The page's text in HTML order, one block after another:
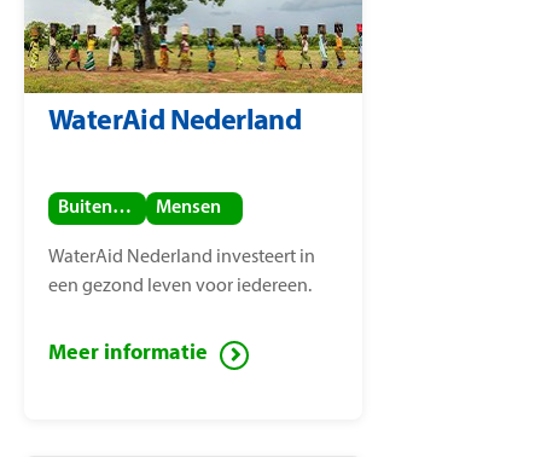
WaterAid Nederland
Buitenland Mensen
WaterAid Nederland investeert in
een gezond leven voor iedereen.
Meer informatie